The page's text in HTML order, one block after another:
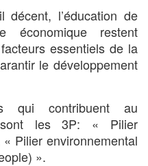
décent, l’éducation de
économique restent
essentiels de la
le développement
qui contribuent au
sont les 3P: « Pilier
Pilier environnemental
».